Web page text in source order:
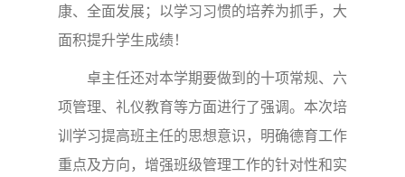
康、全面发展；以学习习惯的培养为抓手，大
面积提升学生成绩！
卓主任还对本学期要做到的十项常规、六
项管理、礼仪教育等方面进行了强调。本次培
训学习提高班主任的思想意识，明确德育工作
重点及方向，增强班级管理工作的针对性和实